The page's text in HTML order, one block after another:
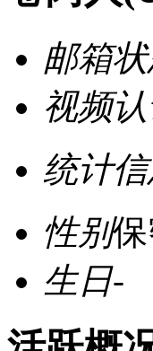
邮箱
视频
统计
性别
生日-